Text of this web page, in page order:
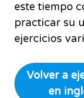
este tiempo
practicar su
ejercicios
Volver a
en